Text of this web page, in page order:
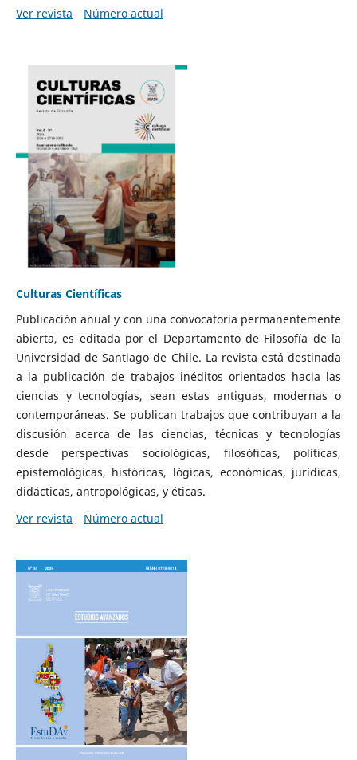
Ver revista
Número actual
Culturas Científicas
Publicación anual y con una convocatoria permanentemente
abierta, es editada por el Departamento de Filosofía de la
Universidad de Santiago de Chile. La revista está destinada
a la publicación de trabajos inéditos orientados hacia las
ciencias y tecnologías, sean estas antiguas, modernas o
contemporáneas. Se publican trabajos que contribuyan a la
discusión acerca de las ciencias, técnicas y tecnologías
desde perspectivas sociológicas, filosóficas, políticas,
epistemológicas, históricas, lógicas, económicas, jurídicas,
didácticas, antropológicas, y éticas.
Ver revista
Número actual